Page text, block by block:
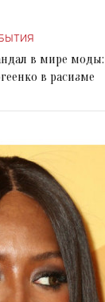
в мире
в расизме